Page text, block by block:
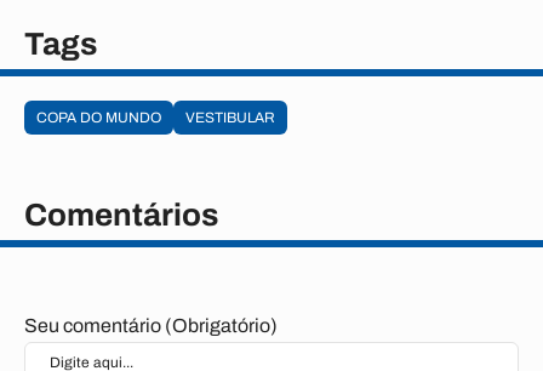
Tags
COPA DO MUNDO VESTIBULAR
Comentários
Seu comentário (Obrigatório)